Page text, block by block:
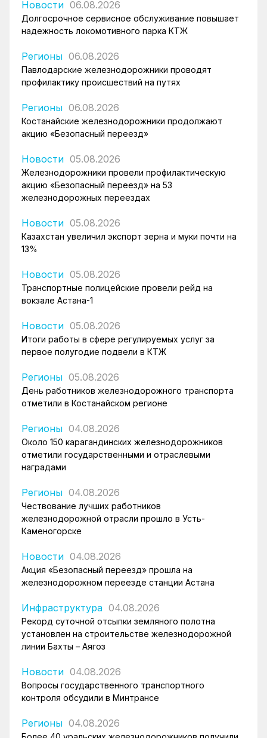
Новости 06.08.2026
Долгосрочное сервисное обслуживание повышает
надежность локомотивного парка КТЖ
Регионы 06.08.2026
Павлодарские железнодорожники проводят
профилактику происшествий на путях
Регионы 06.08.2026
Костанайские железнодорожники продолжают
акцию «Безопасный переезд»
Новости 05.08.2026
Железнодорожники провели профилактическую
акцию «Безопасный переезд» на 53
железнодорожных переездах
Новости 05.08.2026
Казахстан увеличил экспорт зерна и муки почти на
13%
Новости 05.08.2026
Транспортные полицейские провели рейд на
вокзале Астана-1
Новости 05.08.2026
Итоги работы в сфере регулируемых услуг за
первое полугодие подвели в КТЖ
Регионы 05.08.2026
День работников железнодорожного транспорта
отметили в Костанайском регионе
Регионы 04.08.2026
Около 150 карагандинских железнодорожников
отметили государственными и отраслевыми
наградами
Регионы 04.08.2026
Чествование лучших работников
железнодорожной отрасли прошло в Усть-
Каменогорске
Новости 04.08.2026
Акция «Безопасный переезд» прошла на
железнодорожном переезде станции Астана
Инфраструктура 04.08.2026
Рекорд суточной отсыпки земляного полотна
установлен на строительстве железнодорожной
линии Бахты – Аягоз
Новости 04.08.2026
Вопросы государственного транспортного
контроля обсудили в Минтрансе
Регионы 04.08.2026